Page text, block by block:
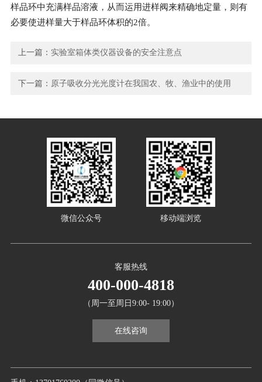
样品环中充满样品溶液，从而运用进样阀来精确地定量，则有
必要使进样量大于样品环体积的2倍。
上一篇： 实验室箱体类仪器设备的安全注意点
下一篇： 原子吸收分光光度计在我国农、牧、渔业中的使用
客服热线
400-000-4818
（周一至周日9:00- 19:00）
在线咨询
微信公众号 移动端浏览